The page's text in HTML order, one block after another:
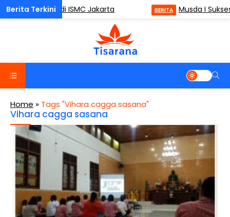
(ODM) di ISMC Jakarta BERITA Musda I Sukses
Home » Tags "Vihara cagga sasana"
Vihara cagga sasana